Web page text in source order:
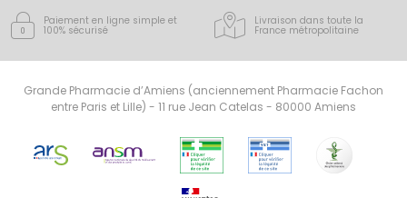
Paiement en ligne simple et
100% sécurisé
Livraison dans toute la
France métropolitaine
Grande Pharmacie d’Amiens (anciennement Pharmacie Fachon
entre Paris et Lille) - 11 rue Jean Catelas - 80000 Amiens